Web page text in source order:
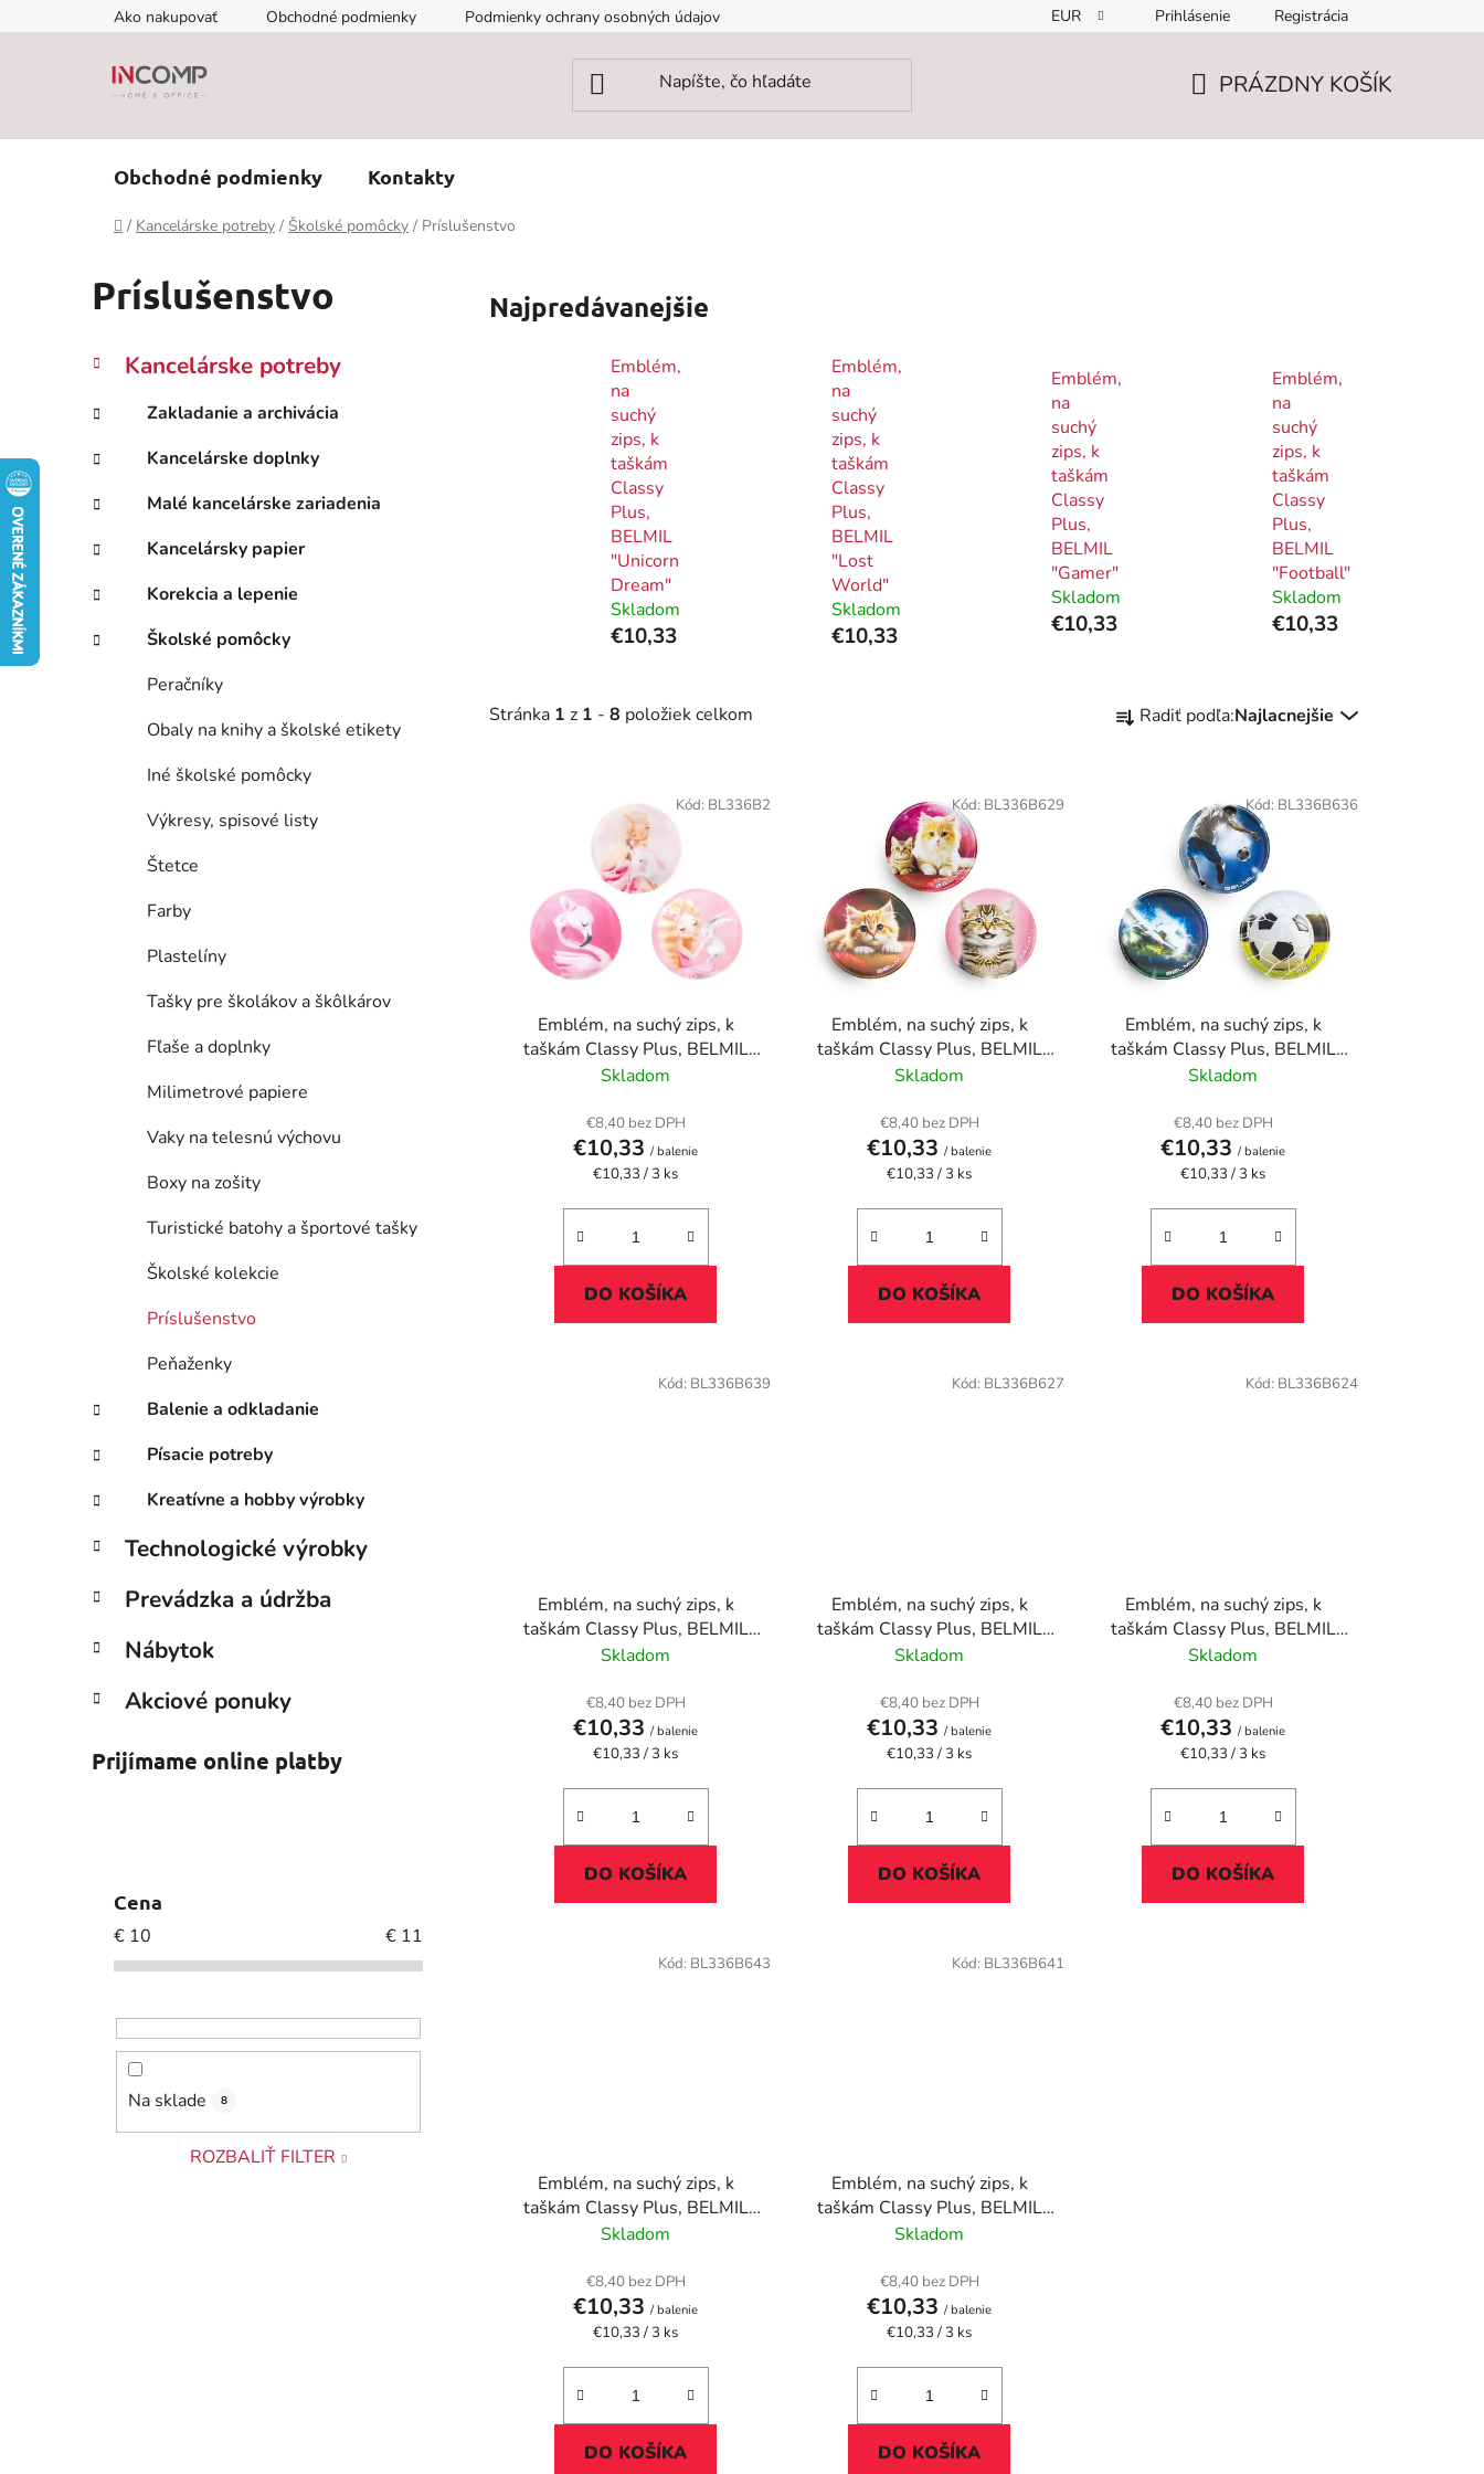
na
Ako nakupovať Obchodné podmienky Podmienky ochrany osobných údajov EUR Prihlásenie Registrácia
PRÁZDNY KOŠÍK
Obchodné podmienky Kontakty
Domov
/ Kancelárske potreby / Školské pomôcky / Príslušenstvo
Príslušenstvo
B
č
ý
p
n
e
l
Preskočiť
kategórie
K
a
e
g
ó
r
e
Kancelárske potreby
Zakladanie a archivácia
Kancelárske doplnky
Malé kancelárske zariadenia
Kancelársky papier
Korekcia a lepenie
Školské pomôcky
Peračníky
Obaly na knihy a školské etikety
Iné školské pomôcky
Výkresy, spisové listy
Štetce
Farby
Plastelíny
Tašky pre školákov a škôlkárov
Fľaše a doplnky
Milimetrové papiere
Vaky na telesnú výchovu
Boxy na zošity
Turistické batohy a športové tašky
Školské kolekcie
Príslušenstvo
Peňaženky
Balenie a odkladanie
Písacie potreby
Kreatívne a hobby výrobky
Technologické výrobky
Prevádzka a údržba
Nábytok
Akciové ponuky
Prijímame online platby
Cena
€ 10 € 11
Na sklade 8
ROZBALIŤ FILTER
Najpredávanejšie
Emblém,
na
suchý
zips, k
taškám
Classy
Plus,
BELMIL
"Unicorn
Dream"
Skladom
€10,33
Emblém,
na
suchý
zips, k
taškám
Classy
Plus,
BELMIL
"Lost
World"
Skladom
€10,33
Emblém,
na
suchý
zips, k
taškám
Classy
Plus,
BELMIL
"Gamer"
Skladom
€10,33
Emblém,
na
suchý
zips, k
taškám
Classy
Plus,
BELMIL
"Football"
Skladom
€10,33
Stránka 1 z 1 - 8 položiek celkom
a
p
r
o
d
u
k
Radiť podľa:Najlacnejšie
Emblém, na suchý zips, k
taškám Classy Plus, BELMIL
"Ballerina"
Skladom
€8,40 bez DPH
€10,33/ balenie
Jednotková
€10,33 / 3 ks
DO KOŠÍKA
Kód: BL336B2
Emblém, na suchý zips, k
taškám Classy Plus, BELMIL
"Cats"
Skladom
€8,40 bez DPH
€10,33/ balenie
Jednotková
€10,33 / 3 ks
DO KOŠÍKA
Kód: BL336B629
Emblém, na suchý zips, k
taškám Classy Plus, BELMIL
"Football"
Skladom
€8,40 bez DPH
€10,33/ balenie
Jednotková
€10,33 / 3 ks
DO KOŠÍKA
Kód: BL336B636
Emblém, na suchý zips, k
taškám Classy Plus, BELMIL
"Gamer"
Skladom
€8,40 bez DPH
€10,33/ balenie
Jednotková
€10,33 / 3 ks
DO KOŠÍKA
Kód: BL336B639
Emblém, na suchý zips, k
taškám Classy Plus, BELMIL
"Lost World"
Skladom
€8,40 bez DPH
€10,33/ balenie
Jednotková
€10,33 / 3 ks
DO KOŠÍKA
Kód: BL336B627
Emblém, na suchý zips, k
taškám Classy Plus, BELMIL
"No Limit"
Skladom
€8,40 bez DPH
€10,33/ balenie
Jednotková
€10,33 / 3 ks
DO KOŠÍKA
Kód: BL336B624
Emblém, na suchý zips, k
taškám Classy Plus, BELMIL
"Rainbow Love"
Skladom
€8,40 bez DPH
€10,33/ balenie
Jednotková
€10,33 / 3 ks
DO KOŠÍKA
Kód: BL336B643
Emblém, na suchý zips, k
taškám Classy Plus, BELMIL
"Unicorn Dream"
Skladom
€8,40 bez DPH
€10,33/ balenie
Jednotková
€10,33 / 3 ks
DO KOŠÍKA
Kód: BL336B641